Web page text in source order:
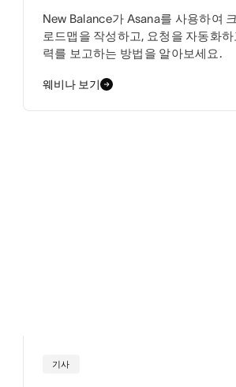
New Balance가 Asana를 사용하여
로드맵을 작성하고, 요청을 자동화
력를 보고하는 방법을 알아보세요.
웨비나 보기
기사